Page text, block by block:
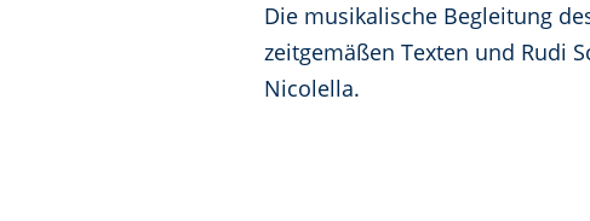
Die musikalische Begleitung
zeitgemäßen Texten und Rudi
Nicolella.